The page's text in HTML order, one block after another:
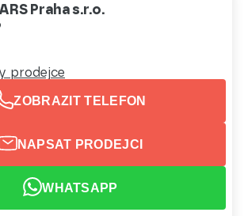
Praha s.r.o.
prodejce
ZOBRAZIT TELEFON
NAPSAT PRODEJCI
WHATSAPP